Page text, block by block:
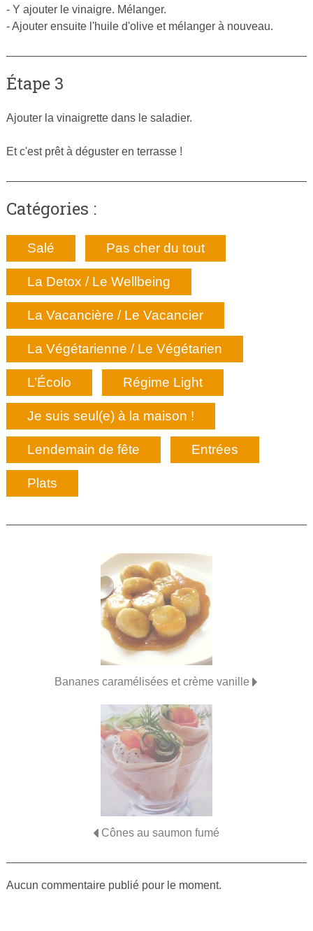
- Y ajouter le vinaigre. Mélanger.
- Ajouter ensuite l'huile d'olive et mélanger à nouveau.
Étape 3
Ajouter la vinaigrette dans le saladier.
Et c'est prêt à déguster en terrasse !
Catégories :
Salé Pas cher du tout
La Detox / Le Wellbeing
La Vacancière / Le Vacancier
La Végétarienne / Le Végétarien
L’Écolo Régime Light
Je suis seul(e) à la maison !
Lendemain de fête Entrées
Plats
Bananes caramélisées et crème vanille
Cônes au saumon fumé
Aucun commentaire publié pour le moment.